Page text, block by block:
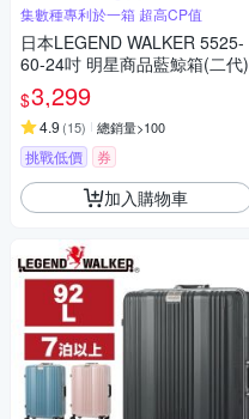
集數種專利於一箱 超高CP值
日本LEGEND WALKER 5525-
60-24吋 明星商品藍鯨箱(二代)
$3,299
4.9 (15) 總銷量>100
挑戰低價 券
加入購物車